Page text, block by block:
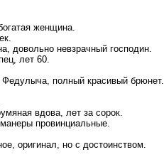
женщина.
довольно невзрачный господин.
лет 60.
полный красивый брюнет.
вдова, лет за сорок.
провинциальные.
оригинал, но с достоинством.